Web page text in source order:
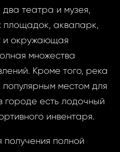
два театра и музея,
площадок, аквапарк,
и окружающая
множества
Кроме того, река
местом для
городе есть лодочный
инвентаря.
полной